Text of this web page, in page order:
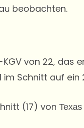
beobachten.
von 22, das
Schnitt auf ein
(17) von